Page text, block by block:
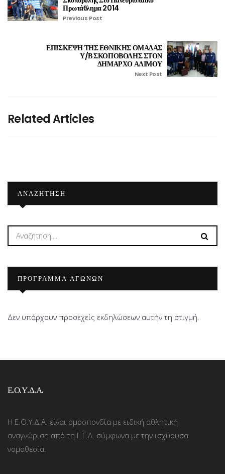
Πρωτάθλημα 2014
Previous Post
ΕΠΙΣΚΕΨΗ ΤΗΣ ΕΘΝΙΚΗΣ ΟΜΑΔΑΣ
Υ/Β ΣΚΟΠΟΒΟΛΗΣ ΣΤΟΝ
ΔΗΜΑΡΧΟ ΑΛΙΜΟΥ
Next Post
Related Articles
ΑΝΑΖΉΤΗΣΗ
ΠΡΟΓΡΑΜΜΑ ΑΓΩΝΩΝ
Δεν υπάρχουν προσεχείς εκδηλώσεων αυτήν τη στιγμή.
Ε.Ο.Υ.Δ.Α.
Η Ε.Ο.Υ.Δ.Α. είναι ομοσπονδία με ειδική αθλητική
αναγνώριση από τη Γ.Γ.Α. σύμφωνα με την ισχύουσα
νομοθεσία.